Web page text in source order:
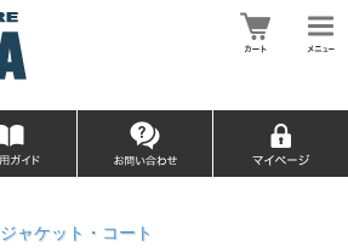
ジャケット・コート